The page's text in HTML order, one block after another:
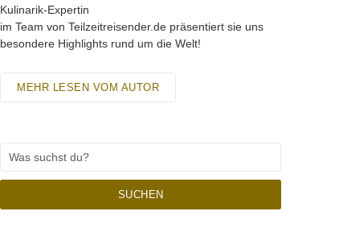
Kulinarik-Expertin
im Team von Teilzeitreisender.de präsentiert sie uns
besondere Highlights rund um die Welt!
MEHR LESEN VOM AUTOR
SUCHEN